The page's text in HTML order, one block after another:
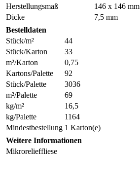
Herstellungsmaß
146 x 146 mm
Dicke
7,5 mm
Bestelldaten
Stück/m²
44
Stück/Karton
33
m²/Karton
0,75
Kartons/Palette
92
Stück/Palette
3036
m²/Palette
69
kg/m²
16,5
kg/Palette
1164
Mindestbestellung 1 Karton(e)
Weitere Informationen
Mikrorelieffliese